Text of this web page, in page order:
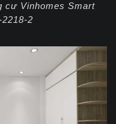
cư Vinhomes Smart
2